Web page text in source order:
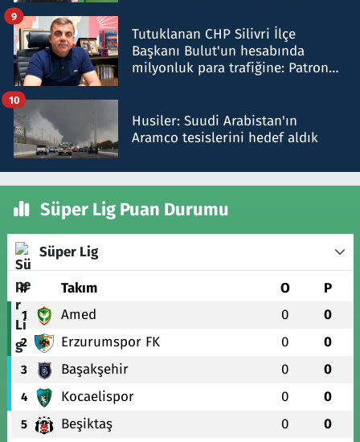
Tutuklanan CHP Silivri İlçe
Başkanı Bulut'un hesabında
milyonluk para trafiğine: Patron
9
Husiler: Suudi Arabistan'ın
Aramco tesislerini hedef aldık
10
Süper Lig Puan Durumu
Süper Lig
# Takım O P
1 Amed 0 0
2 Erzurumspor FK 0 0
3 Başakşehir 0 0
4 Kocaelispor 0 0
5 Beşiktaş 0 0